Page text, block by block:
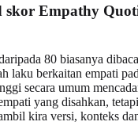
skor Empathy
80 biasanya
laku berkaitan empati
secara umum
yang disahkan,
kira versi, konteks